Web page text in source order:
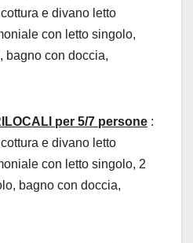
e divano letto
con letto singolo,
bagno con doccia,
per 5/7 persone :
e divano letto
con letto singolo, 2
bagno con doccia,